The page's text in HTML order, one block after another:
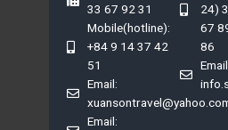
33 67 92 31
Mobile(hotline):
+84 9 14 37 42
51
Email:
Email:
24)
67
86